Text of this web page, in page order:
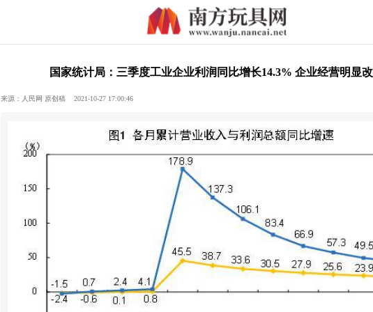
国家统计局：三季度工业企业利润同比增长14.3% 企业经营明显
来源：人民网 原创稿 2021-10-27 17:00:46